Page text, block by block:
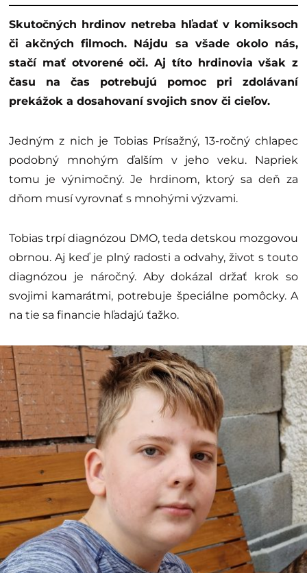
Skutočných hrdinov netreba hľadať v komiksoch
či akčných filmoch. Nájdu sa všade okolo nás,
stačí mať otvorené oči. Aj títo hrdinovia však z
času na čas potrebujú pomoc pri zdolávaní
prekážok a dosahovaní svojich snov či cieľov.
Jedným z nich je Tobias Prísažný, 13-ročný chlapec
podobný mnohým ďalším v jeho veku. Napriek
tomu je výnimočný. Je hrdinom, ktorý sa deň za
dňom musí vyrovnať s mnohými výzvami.
Tobias trpí diagnózou DMO, teda detskou mozgovou
obrnou. Aj keď je plný radosti a odvahy, život s touto
diagnózou je náročný. Aby dokázal držať krok so
svojimi kamarátmi, potrebuje špeciálne pomôcky. A
na tie sa financie hľadajú ťažko.